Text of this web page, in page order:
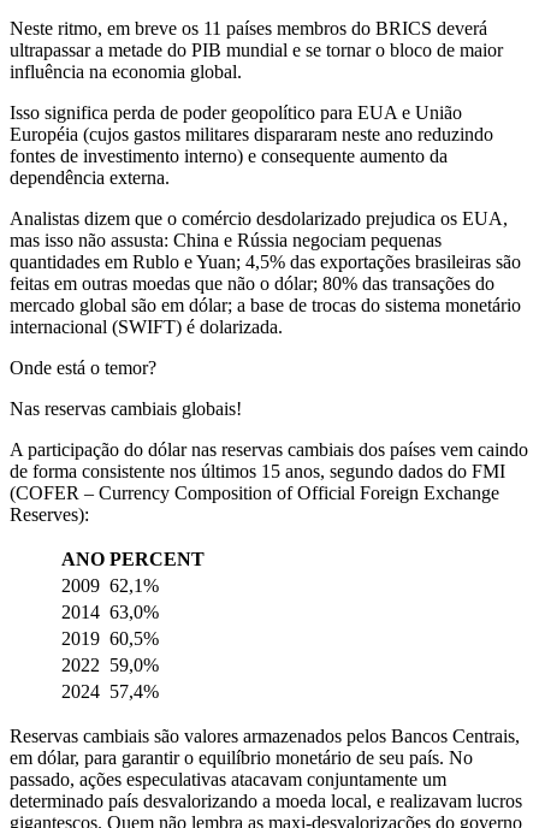
Neste ritmo, em breve os 11 países membros do BRICS deverá
ultrapassar a metade do PIB mundial e se tornar o bloco de maior
influência na economia global.
Isso significa perda de poder geopolítico para EUA e União
Européia (cujos gastos militares dispararam neste ano reduzindo
fontes de investimento interno) e consequente aumento da
dependência externa.
Analistas dizem que o comércio desdolarizado prejudica os EUA,
mas isso não assusta: China e Rússia negociam pequenas
quantidades em Rublo e Yuan; 4,5% das exportações brasileiras são
feitas em outras moedas que não o dólar; 80% das transações do
mercado global são em dólar; a base de trocas do sistema monetário
internacional (SWIFT) é dolarizada.
Onde está o temor?
Nas reservas cambiais globais!
A participação do dólar nas reservas cambiais dos países vem caindo
de forma consistente nos últimos 15 anos, segundo dados do FMI
(COFER – Currency Composition of Official Foreign Exchange
Reserves):
ANO PERCENT
2009 62,1%
2014 63,0%
2019 60,5%
2022 59,0%
2024 57,4%
Reservas cambiais são valores armazenados pelos Bancos Centrais,
em dólar, para garantir o equilíbrio monetário de seu país. No
passado, ações especulativas atacavam conjuntamente um
determinado país desvalorizando a moeda local, e realizavam lucros
gigantescos. Quem não lembra as maxi-desvalorizações do governo